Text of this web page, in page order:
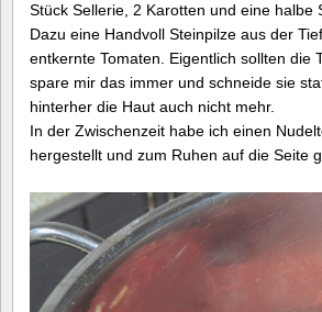
Stück Sellerie, 2 Karotten und eine
Dazu eine Handvoll Steinpilze aus der
entkernte Tomaten. Eigentlich sollten die
spare mir das immer und schneide sie
hinterher die Haut auch nicht mehr.
In der Zwischenzeit habe ich einen
hergestellt und zum Ruhen auf die Seite